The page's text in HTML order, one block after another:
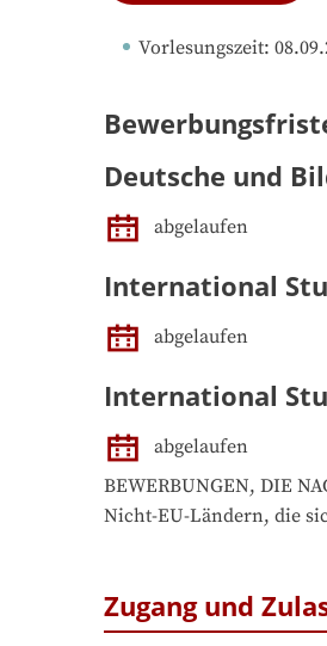
Vorlesungszeit:
Deutsche und
abgelaufen
International
abgelaufen
International
abgelaufen
BEWERBUNGEN, DIE
Nicht-EU-Ländern, die
Zugang und